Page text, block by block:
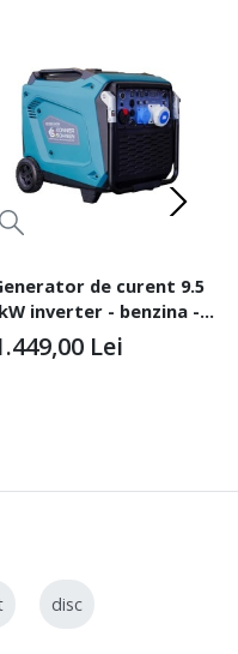
de curent 9.5
kW inverter - benzina -
- Konner &
- KS-9500iE-S-ATSR
Lei
disc